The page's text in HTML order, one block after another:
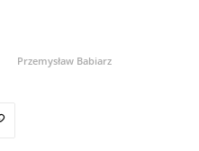
Przemysław Babiarz